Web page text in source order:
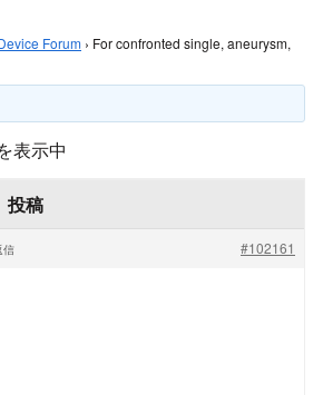
Forum › For confronted single, aneurysm,
表示中
投稿
#102161
信